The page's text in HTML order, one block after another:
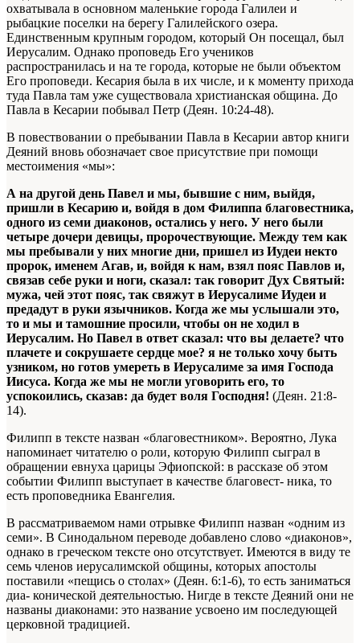
охватывала в основном маленькие города Галилеи и
рыбацкие поселки на берегу Галилейского озера.
Единственным крупным городом, который Он посещал, был
Иерусалим. Однако проповедь Его учеников
распространилась и на те города, которые не были объектом
Его проповеди. Кесария была в их числе, и к моменту прихода
туда Павла там уже существовала христианская община. До
Павла в Кесарии побывал Петр (Деян. 10:24-48).
В повествовании о пребывании Павла в Кесарии автор книги
Деяний вновь обозначает свое присутствие при помощи
местоимения «мы»:
А на другой день Павел и мы, бывшие с ним, выйдя,
пришли в Кесарию и, войдя в дом Филиппа благовестника,
одного из семи диаконов, остались у него. У него были
четыре дочери девицы, пророчествующие. Между тем как
мы пребывали у них многие дни, пришел из Иудеи некто
пророк, именем Агав, и, войдя к нам, взял пояс Павлов и,
связав себе руки и ноги, сказал: так говорит Дух Святый:
мужа, чей этот пояс, так свяжут в Иерусалиме Иудеи и
предадут в руки язычников. Когда же мы услышали это,
то и мы и тамошние просили, чтобы он не ходил в
Иерусалим. Но Павел в ответ сказал: что вы делаете? что
плачете и сокрушаете сердце мое? я не только хочу быть
узником, но готов умереть в Иерусалиме за имя Господа
Иисуса. Когда же мы не могли уговорить его, то
успокоились, сказав: да будет воля Господня! (Деян. 21:8-
14).
Филипп в тексте назван «благовестником». Вероятно, Лука
напоминает читателю о роли, которую Филипп сыграл в
обращении евнуха царицы Эфиопской: в рассказе об этом
событии Филипп выступает в качестве благовест- ника, то
есть проповедника Евангелия.
В рассматриваемом нами отрывке Филипп назван «одним из
семи». В Синодальном переводе добавлено слово «диаконов»,
однако в греческом тексте оно отсутствует. Имеются в виду те
семь членов иерусалимской общины, которых апостолы
поставили «пещись о столах» (Деян. 6:1-6), то есть заниматься
диа- конической деятельностью. Нигде в тексте Деяний они не
названы диаконами: это название усвоено им последующей
церковной традицией.